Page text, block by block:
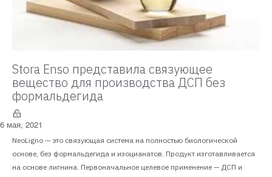
Stora Enso представила связующее
вещество для производства ДСП без
формальдегида
6 мая, 2021
NeoLigno — это связующая система на полностью биологической
основе, без формальдегида и изоцианатов. Продукт изготавливается
на основе лигнина. Первоначальное целевое применение — ДСП и